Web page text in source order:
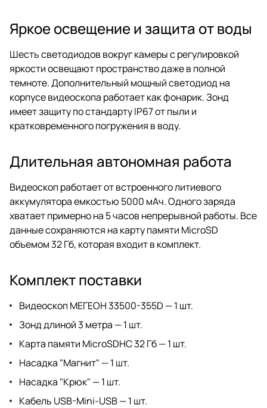
Яркое освещение и защита от воды
Шесть светодиодов вокруг камеры с регулировкой
яркости освещают пространство даже в полной
темноте. Дополнительный мощный светодиод на
корпусе видеоскопа работает как фонарик. Зонд
имеет защиту по стандарту IP67 от пыли и
кратковременного погружения в воду.
Длительная автономная работа
Видеоскоп работает от встроенного литиевого
аккумулятора емкостью 5000 мАч. Одного заряда
хватает примерно на 5 часов непрерывной работы. Все
данные сохраняются на карту памяти MicroSD
объемом 32 Гб, которая входит в комплект.
Комплект поставки
Видеоскоп МЕГЕОН 33500-355D — 1 шт.
Зонд длиной 3 метра — 1 шт.
Карта памяти MicroSDHC 32 Гб — 1 шт.
Насадка "Магнит" — 1 шт.
Насадка "Крюк" — 1 шт.
Кабель USB-Mini-USB — 1 шт.